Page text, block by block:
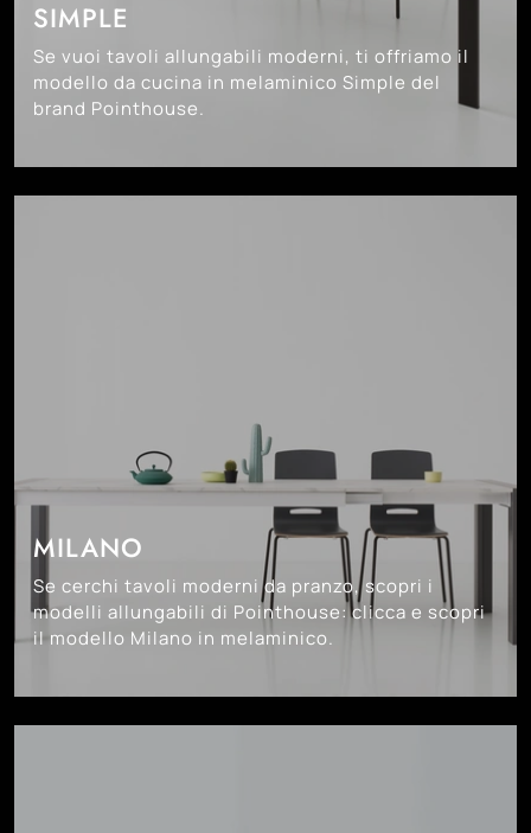
SIMPLE
Se vuoi tavoli allungabili moderni, ti offriamo il
modello da cucina in melaminico Simple del
brand Pointhouse.
MILANO
Se cerchi tavoli moderni da pranzo, scopri i
modelli allungabili di Pointhouse: clicca e scopri
il modello Milano in melaminico.